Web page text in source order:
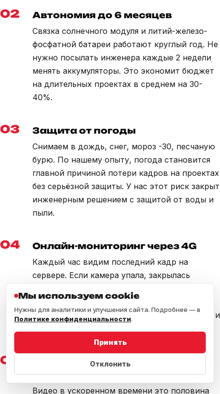
02 Автономия до 6 месяцев
Связка солнечного модуля и литий-железо-
фосфатной батареи работают круглый год. Не
нужно посылать инженера каждые 2 недели
менять аккумуляторы. Это экономит бюджет
на длительных проектах в среднем на 30-
40%.
03 Защита от погоды
Снимаем в дождь, снег, мороз -30, песчаную
бурю. По нашему опыту, погода становится
главной причиной потери кадров на проектах
без серьёзной защиты. У нас этот риск закрыт
инженерным решением с защитой от воды и
пыли.
04 Онлайн-мониторинг через 4G
Каждый час видим последний кадр на
сервере. Если камера упала, закрылась
реагируем за сутки. Заказчику не нужно
ждать конца проекта чтобы узнать про сбой и
05
Интеграция с
видеопроизводством
Видео в ускоренном времени это половина
Мы используем cookie
Нужны для аналитики и улучшения сайта. Подробнее — в
Политике конфиденциальности.
Принять
Отклонить